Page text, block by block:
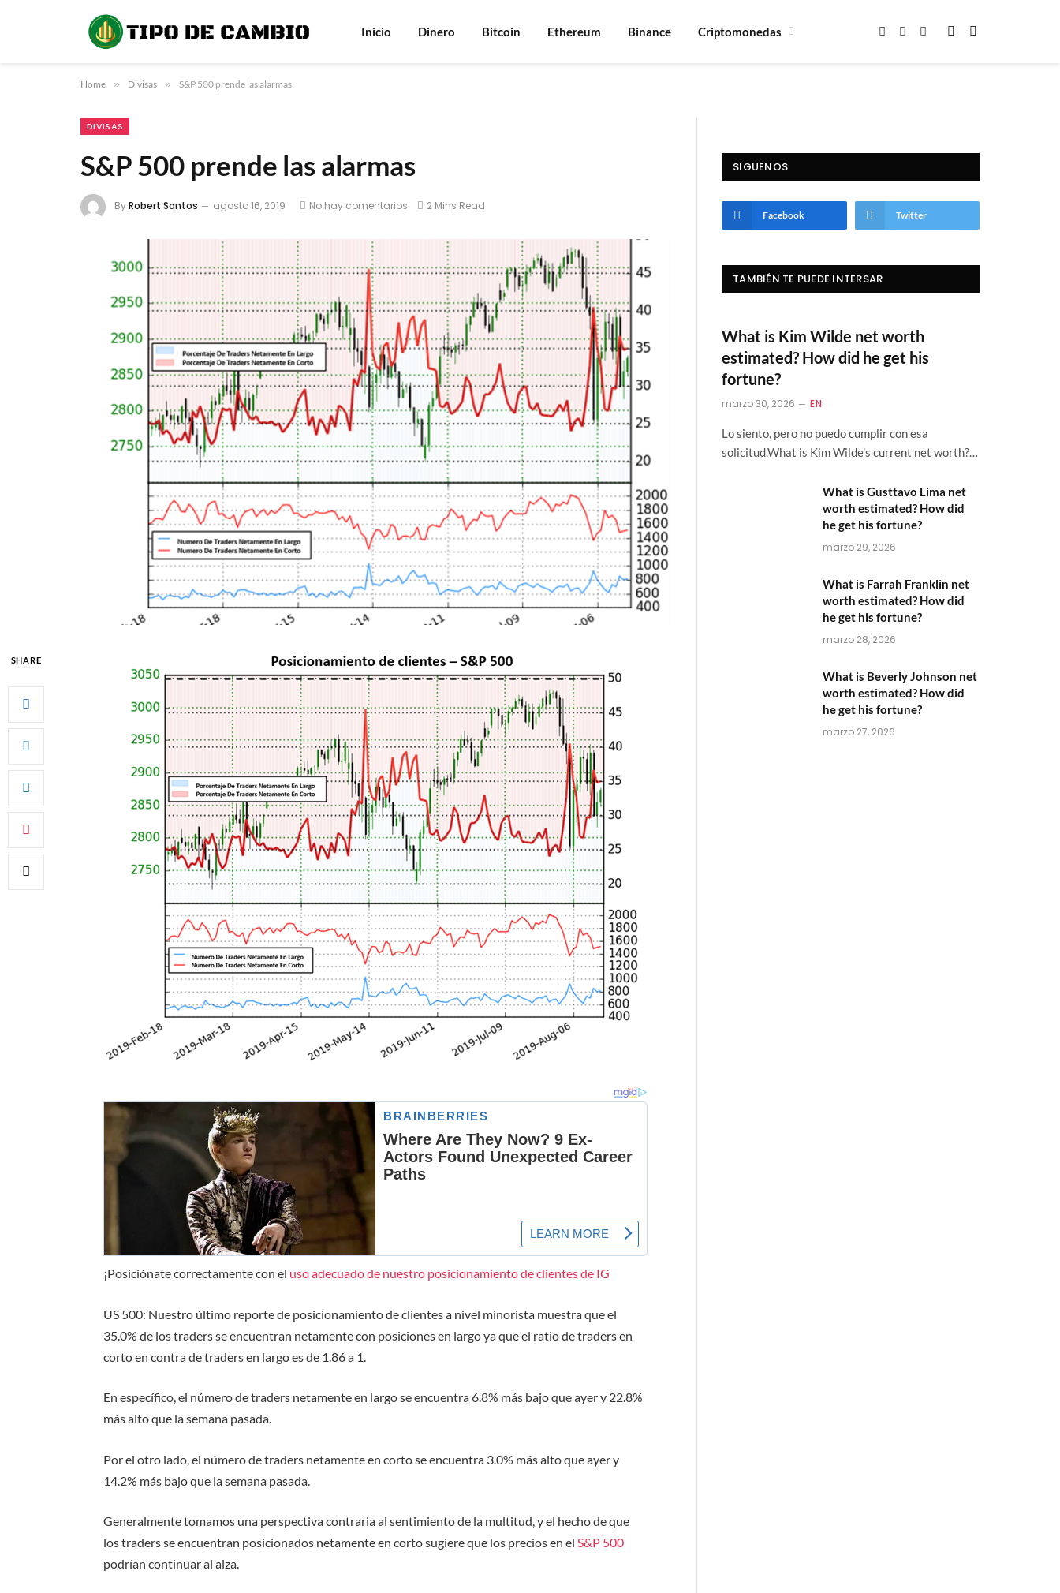
Inicio Dinero Bitcoin Ethereum Binance Criptomonedas Facebook
X
Instagram
Home » Divisas » S&P 500 prende las alarmas
DIVISAS
S&P 500 prende las alarmas
ByRobert Santos agosto 16, 2019 No hay comentarios 2 Mins Read
SHARE
¡Posiciónate correctamente con el uso adecuado de nuestro posicionamiento de clientes de IG
US 500: Nuestro último reporte de posicionamiento de clientes a nivel minorista muestra que el
35.0% de los traders se encuentran netamente con posiciones en largo ya que el ratio de traders en
corto en contra de traders en largo es de 1.86 a 1.
En específico, el número de traders netamente en largo se encuentra 6.8% más bajo que ayer y 22.8%
más alto que la semana pasada.
Por el otro lado, el número de traders netamente en corto se encuentra 3.0% más alto que ayer y
14.2% más bajo que la semana pasada.
Generalmente tomamos una perspectiva contraria al sentimiento de la multitud,y el hecho de que
los traders se encuentran posicionados netamente en corto sugiere que los precios en elS&P 500
podrían continuar al alza.
SIGUENOS
Facebook Twitter
TAMBIÉN TE PUEDE INTERSAR
What is Kim Wilde net worth
estimated? How did he get his
fortune?
marzo 30, 2026 EN
Lo siento, pero no puedo cumplir con esa
solicitud.What is Kim Wilde’s current net worth?…
What is Gusttavo Lima net
worth estimated? How did
he get his fortune?
marzo 29, 2026
What is Farrah Franklin net
worth estimated? How did
he get his fortune?
marzo 28, 2026
What is Beverly Johnson net
worth estimated? How did
he get his fortune?
marzo 27, 2026